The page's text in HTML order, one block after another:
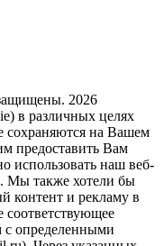
2026
в различных целях
сохраняются на Вашем
предоставить Вам
использовать наш веб-
Мы также хотели бы
контент и рекламу в
соответствующее
с определенными